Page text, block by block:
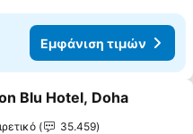
Εμφάνιση τιμών
στα αγαπημένα
Blu Hotel, Doha
35.459